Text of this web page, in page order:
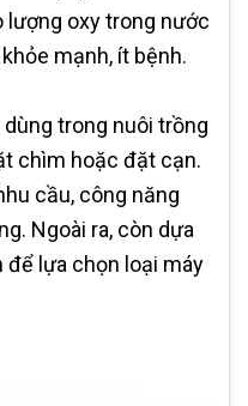
lượng oxy trong nước
mạnh, ít bệnh.
dùng trong nuôi trồng
chìm hoặc đặt cạn.
cầu, công năng
Ngoài ra, còn dựa
lựa chọn loại máy